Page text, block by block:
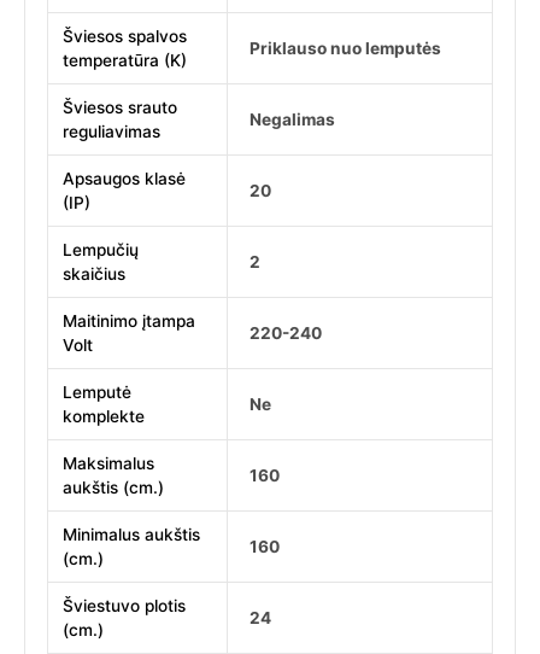
Šviesos spalvos
temperatūra (K)
Priklauso nuo lemputės
Šviesos srauto
reguliavimas
Negalimas
Apsaugos klasė
(IP)
20
Lempučių
skaičius
2
Maitinimo įtampa
Volt
220-240
Lemputė
komplekte
Ne
Maksimalus
aukštis (cm.)
160
Minimalus aukštis
(cm.)
160
Šviestuvo plotis
(cm.)
24